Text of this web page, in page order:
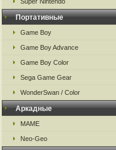
Портативные
Game Boy
Game Boy Advance
Game Boy Color
Sega Game Gear
WonderSwan / Color
Аркадные
MAME
Neo-Geo